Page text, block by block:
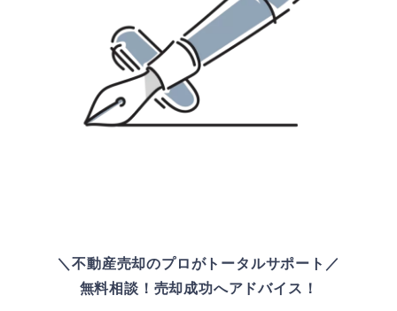
＼不動産売却のプロがトータルサポート／
無料相談！売却成功へアドバイス！